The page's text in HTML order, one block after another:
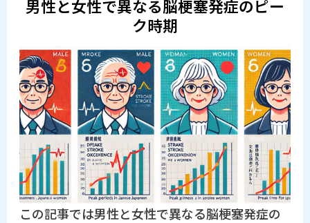
男性と女性で異なる脳梗塞発症のピー
ク時期
この記事では男性と女性で異なる脳梗塞発症の